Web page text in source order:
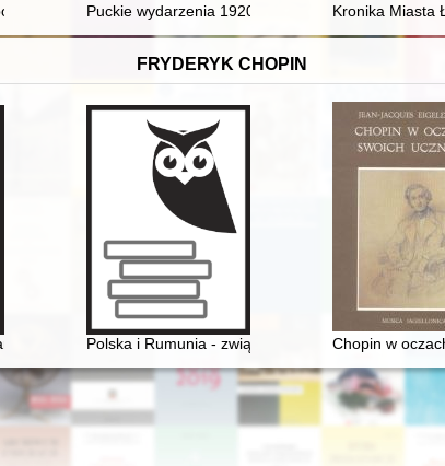
Józefa Muczkowskiego z 1830 roku
szkołach ludowych Galicji w latach 1774-1873
Puckie wydarzenia 1920 roku z perspektywy 2022
Kronika Miasta
FRYDERYK CHOPIN
Aspekty historyczne, teoretyczne i estetyczne
i dalej... Autorzy, dzieła, czytelnicy. Cz. 2
Polska i Rumunia - związki historyczne i kulturowe -
Chopin w